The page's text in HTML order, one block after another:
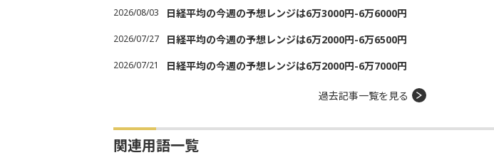
2026/08/03 日経平均の今週の予想レンジは6万3000円-6万6000円
2026/07/27 日経平均の今週の予想レンジは6万2000円-6万6500円
2026/07/21 日経平均の今週の予想レンジは6万2000円-6万7000円
過去記事一覧を見る
関連用語一覧